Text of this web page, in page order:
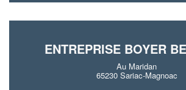
ENTREPRISE BOYER
Au Maridan
65230 Sariac-Magnoac